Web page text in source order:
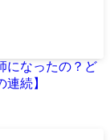
になったの？ど
続】